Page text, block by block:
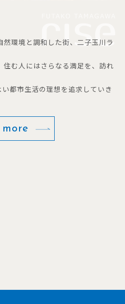
然環境と調和した街、二子玉川ラ
住む人にはさらなる満足を、訪れ
都市生活の理想を追求していき
more